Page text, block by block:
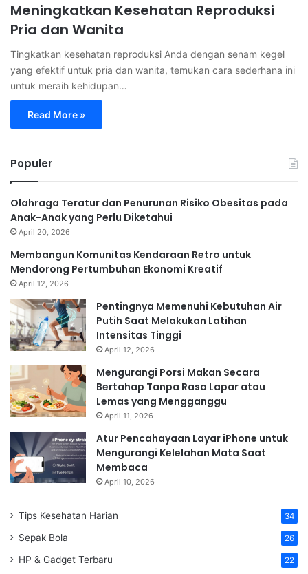
Meningkatkan Kesehatan Reproduksi
Pria dan Wanita
Tingkatkan kesehatan reproduksi Anda dengan senam kegel
yang efektif untuk pria dan wanita, temukan cara sederhana ini
untuk meraih kehidupan…
Read More »
Populer
Olahraga Teratur dan Penurunan Risiko Obesitas pada
Anak-Anak yang Perlu Diketahui
April 20, 2026
Membangun Komunitas Kendaraan Retro untuk
Mendorong Pertumbuhan Ekonomi Kreatif
April 12, 2026
Pentingnya Memenuhi Kebutuhan Air
Putih Saat Melakukan Latihan
Intensitas Tinggi
April 12, 2026
Mengurangi Porsi Makan Secara
Bertahap Tanpa Rasa Lapar atau
Lemas yang Mengganggu
April 11, 2026
Atur Pencahayaan Layar iPhone untuk
Mengurangi Kelelahan Mata Saat
Membaca
April 10, 2026
Tips Kesehatan Harian 34
Sepak Bola 26
HP & Gadget Terbaru 22